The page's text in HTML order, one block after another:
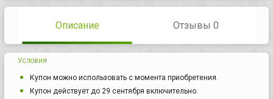
Описание Отзывы 0
Условия
Купон можно использовать с момента приобретения.
Купон действует до 29 сентября включительно.